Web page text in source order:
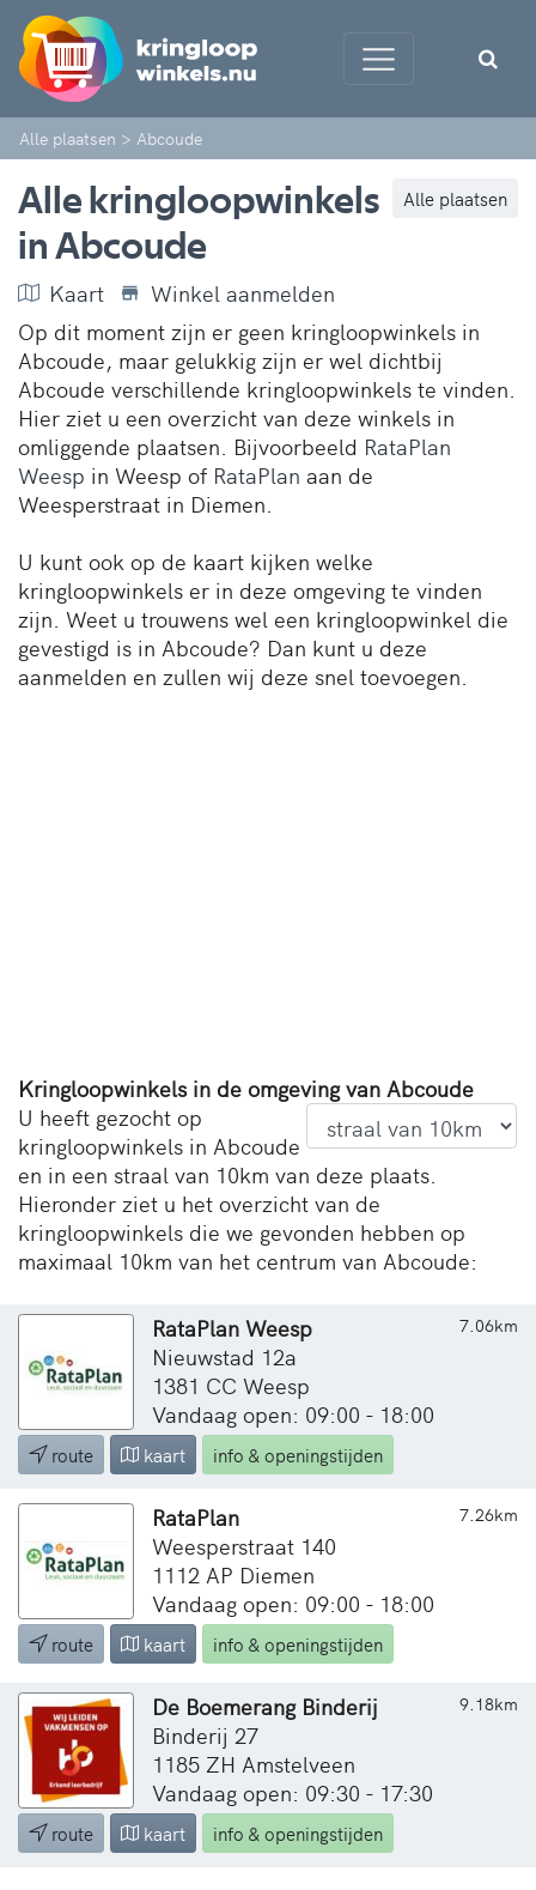
Alle plaatsen > Abcoude
Alle plaatsen
Alle kringloopwinkels
in Abcoude
Kaart
Winkel aanmelden
Op dit moment zijn er geen kringloopwinkels in
Abcoude, maar gelukkig zijn er wel dichtbij
Abcoude verschillende kringloopwinkels te vinden.
Hier ziet u een overzicht van deze winkels in
omliggende plaatsen. Bijvoorbeeld RataPlan
Weesp in Weesp of RataPlan aan de
Weesperstraat in Diemen.
U kunt ook op de kaart kijken welke
kringloopwinkels er in deze omgeving te vinden
zijn. Weet u trouwens wel een kringloopwinkel die
gevestigd is in Abcoude? Dan kunt u deze
aanmelden en zullen wij deze snel toevoegen.
Kringloopwinkels in de omgeving van Abcoude
U heeft gezocht op
kringloopwinkels in Abcoude
en in een straal van 10km van deze plaats.
Hieronder ziet u het overzicht van de
kringloopwinkels die we gevonden hebben op
maximaal 10km van het centrum van Abcoude:
7.06km
RataPlan Weesp
Nieuwstad 12a
1381 CC Weesp
Vandaag open: 09:00 - 18:00
route kaart info & openingstijden
7.26km
RataPlan
Weesperstraat 140
1112 AP Diemen
Vandaag open: 09:00 - 18:00
route kaart info & openingstijden
9.18km
De Boemerang Binderij
Binderij 27
1185 ZH Amstelveen
Vandaag open: 09:30 - 17:30
route kaart info & openingstijden